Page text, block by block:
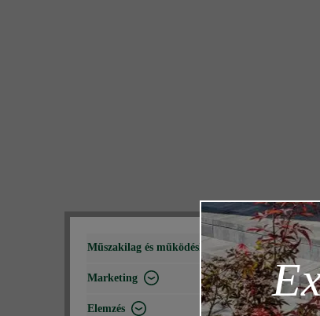
Műszakilag és működéshez szükséges
Marketing
Elemzés